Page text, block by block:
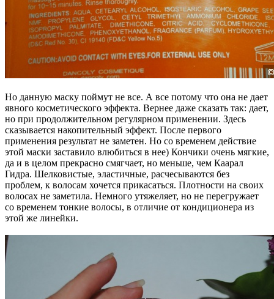
Но данную маску поймут не все. А все потому что она не дает
явного косметического эффекта. Вернее даже сказать так: дает,
но при продолжительном регулярном применении. Здесь
сказывается накопительный эффект. После первого
применения результат не заметен. Но со временем действие
этой маски заставило влюбиться в нее) Кончики очень мягкие,
да и в целом прекрасно смягчает, но меньше, чем Каарал
Гидра. Шелковистые, эластичные, расчесываются без
проблем, к волосам хочется прикасаться. Плотности на своих
волосах не заметила. Немного утяжеляет, но не перегружает
со временем тонкие волосы, в отличие от кондиционера из
этой же линейки.